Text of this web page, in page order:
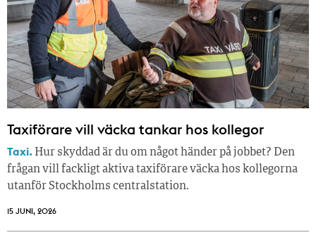
Taxiförare vill väcka tankar hos kollegor
Taxi. Hur skyddad är du om något händer på jobbet? Den
frågan vill fackligt aktiva taxiförare väcka hos kollegorna
utanför Stockholms centralstation.
15 JUNI, 2026